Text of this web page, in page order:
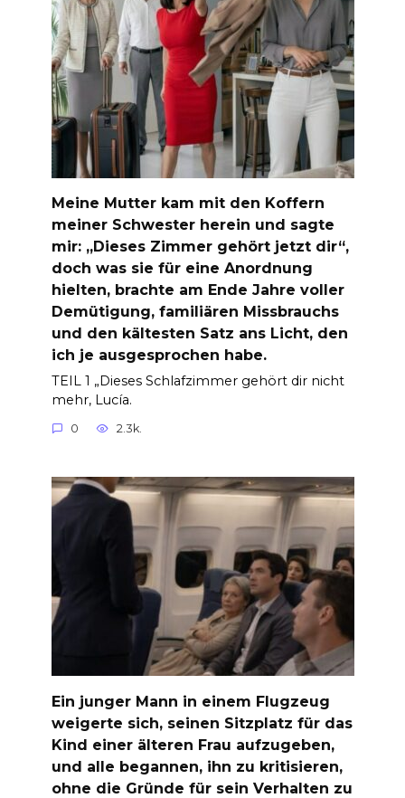
Meine Mutter kam mit den Koffern
meiner Schwester herein und sagte
mir: „Dieses Zimmer gehört jetzt dir“,
doch was sie für eine Anordnung
hielten, brachte am Ende Jahre voller
Demütigung, familiären Missbrauchs
und den kältesten Satz ans Licht, den
ich je ausgesprochen habe.
TEIL 1 „Dieses Schlafzimmer gehört dir nicht
mehr, Lucía.
0 2.3k.
Ein junger Mann in einem Flugzeug
weigerte sich, seinen Sitzplatz für das
Kind einer älteren Frau aufzugeben,
und alle begannen, ihn zu kritisieren,
ohne die Gründe für sein Verhalten zu